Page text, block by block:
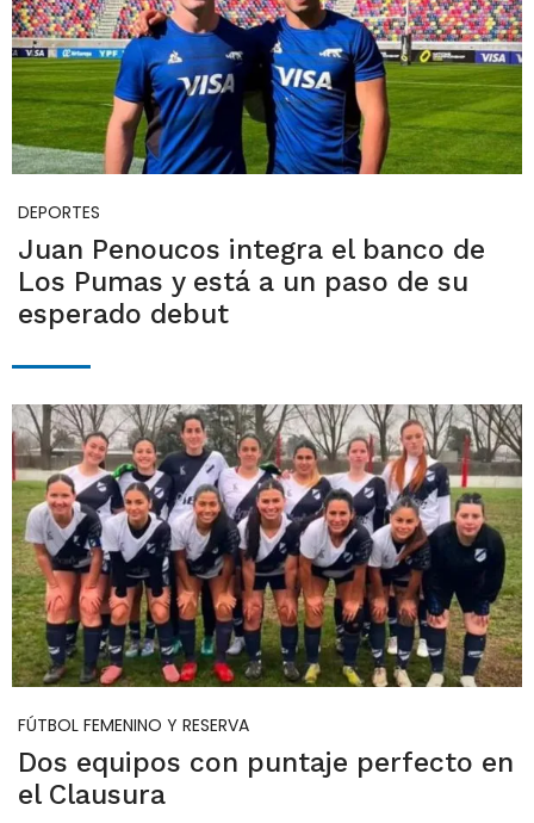
DEPORTES
Juan Penoucos integra el banco de
Los Pumas y está a un paso de su
esperado debut
FÚTBOL FEMENINO Y RESERVA
Dos equipos con puntaje perfecto en
el Clausura